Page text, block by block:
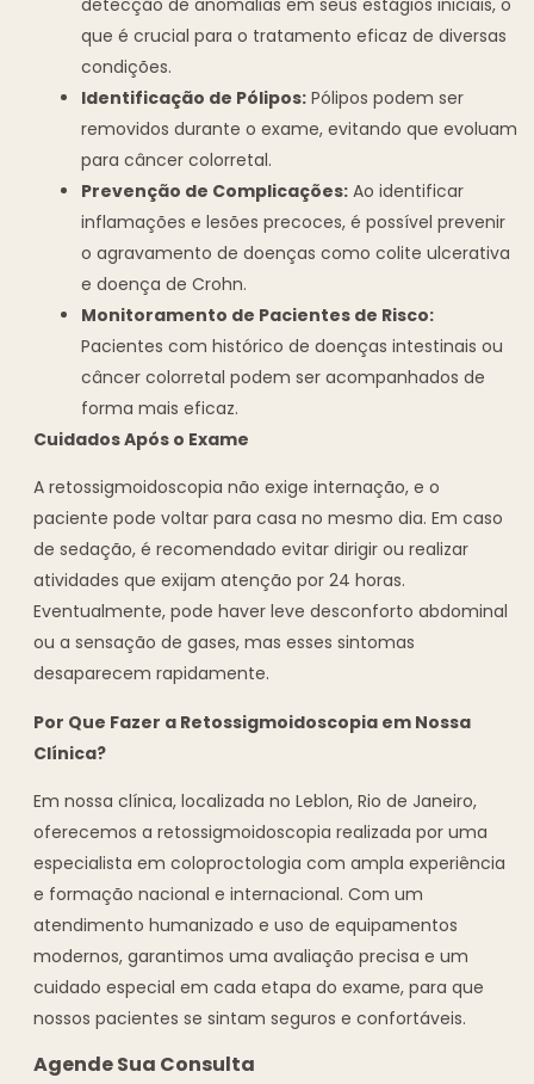
que é crucial para o tratamento eficaz de diversas
condições.
Identificação de Pólipos: Pólipos podem ser
removidos durante o exame, evitando que evoluam
para câncer colorretal.
Prevenção de Complicações: Ao identificar
inflamações e lesões precoces, é possível prevenir
o agravamento de doenças como colite ulcerativa
e doença de Crohn.
Monitoramento de Pacientes de Risco:
Pacientes com histórico de doenças intestinais ou
câncer colorretal podem ser acompanhados de
forma mais eficaz.
Cuidados Após o Exame
A retossigmoidoscopia não exige internação, e o
paciente pode voltar para casa no mesmo dia. Em caso
de sedação, é recomendado evitar dirigir ou realizar
atividades que exijam atenção por 24 horas.
Eventualmente, pode haver leve desconforto abdominal
ou a sensação de gases, mas esses sintomas
desaparecem rapidamente.
Por Que Fazer a Retossigmoidoscopia em Nossa
Clínica?
Em nossa clínica, localizada no Leblon, Rio de Janeiro,
oferecemos a retossigmoidoscopia realizada por uma
especialista em coloproctologia com ampla experiência
e formação nacional e internacional. Com um
atendimento humanizado e uso de equipamentos
modernos, garantimos uma avaliação precisa e um
cuidado especial em cada etapa do exame, para que
nossos pacientes se sintam seguros e confortáveis.
Agende Sua Consulta